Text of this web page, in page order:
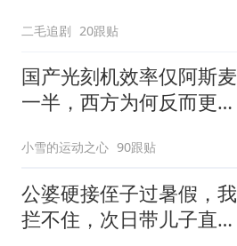
二毛追剧 20跟贴
国产光刻机效率仅阿斯麦
一半，西方为何反而更
小雪的运动之心 90跟贴
公婆硬接侄子过暑假，我
拦不住，次日带儿子直飞